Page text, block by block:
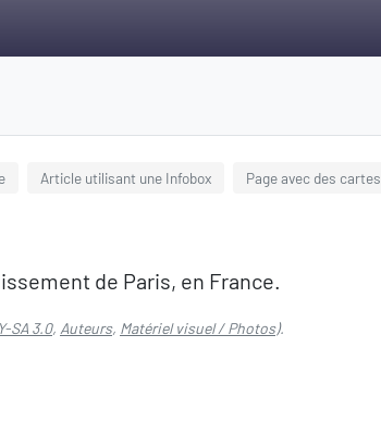
Article utilisant une Infobox Page avec des cartes
de Paris, en France.
SA 3.0, Auteurs, Matériel visuel / Photos).